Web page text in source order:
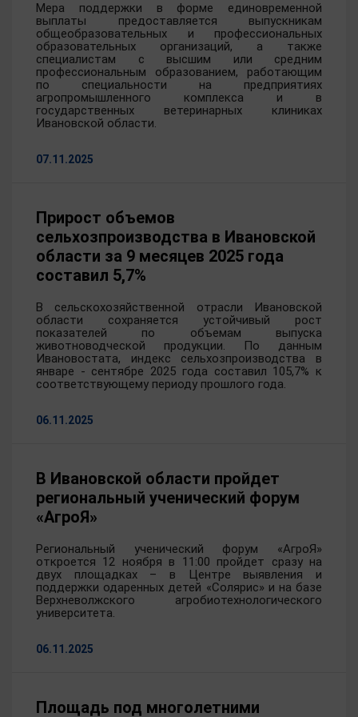
Мера поддержки в форме единовременной
выплаты предоставляется выпускникам
общеобразовательных и профессиональных
образовательных организаций, а также
специалистам с высшим или средним
профессиональным образованием, работающим
по специальности на предприятиях
агропромышленного комплекса и в
государственных ветеринарных клиниках
Ивановской области.
07.11.2025
Прирост объемов
сельхозпроизводства в Ивановской
области за 9 месяцев 2025 года
составил 5,7%
В сельскохозяйственной отрасли Ивановской
области сохраняется устойчивый рост
показателей по объемам выпуска
животноводческой продукции. По данным
Ивановостата, индекс сельхозпроизводства в
январе - сентябре 2025 года составил 105,7% к
соответствующему периоду прошлого года.
06.11.2025
В Ивановской области пройдет
региональный ученический форум
«АгроЯ»
Региональный ученический форум «АгроЯ»
откроется 12 ноября в 11:00 пройдет сразу на
двух площадках – в Центре выявления и
поддержки одаренных детей «Солярис» и на базе
Верхневолжского агробиотехнологического
университета.
06.11.2025
Площадь под многолетними